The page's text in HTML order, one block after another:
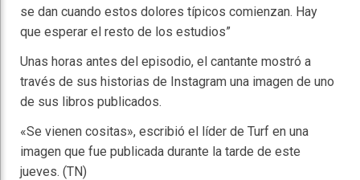
se dan cuando estos dolores típicos comienzan. Hay
que esperar el resto de los estudios”
Unas horas antes del episodio, el cantante mostró a
través de sus historias de Instagram una imagen de uno
de sus libros publicados.
«Se vienen cositas», escribió el líder de Turf en una
imagen que fue publicada durante la tarde de este
jueves. (TN)